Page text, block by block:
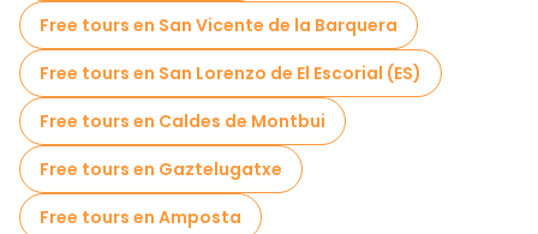
Free tours en San Vicente de la Barquera
Free tours en San Lorenzo de El Escorial (ES)
Free tours en Caldes de Montbui
Free tours en Gaztelugatxe
Free tours en Amposta